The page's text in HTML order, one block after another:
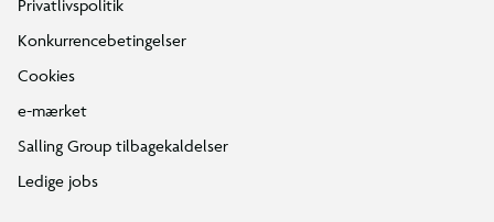
Privatlivspolitik
Konkurrencebetingelser
Cookies
e-mærket
Salling Group tilbagekaldelser
Ledige jobs